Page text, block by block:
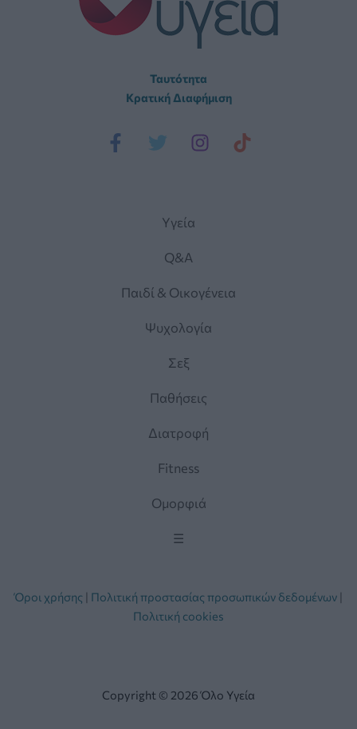
Ταυτότητα
Κρατική Διαφήμιση
Yγεία
Q&A
Παιδί & Οικογένεια
Ψυχολογία
Σεξ
Παθήσεις
Διατροφή
Fitness
Ομορφιά
☰
Όροι χρήσης | Πολιτική προστασίας προσωπικών δεδομένων |
Πολιτική cookies
Copyright © 2026 Όλο Υγεία